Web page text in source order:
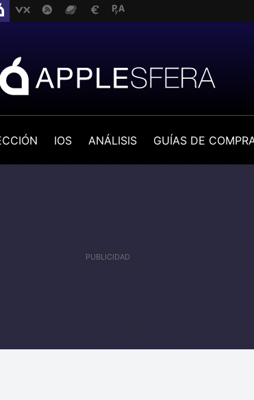
IOS ANÁLISIS GUÍAS DE